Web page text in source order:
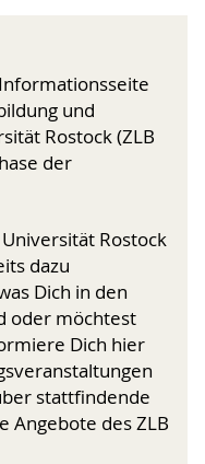
und
Rostock (ZLB
der
Rostock
dazu
Dich in den
oder möchtest
Dich hier
stattfindende
Angebote des ZLB